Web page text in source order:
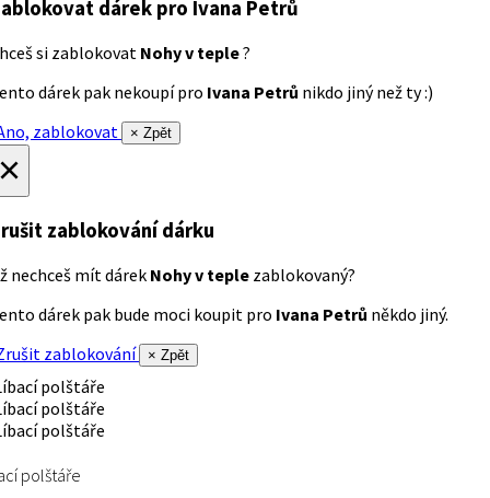
dárek pro Ivana Petrů
si zablokovat Nohy v teple?
dárek pak nekoupí pro Ivana Petrů nikdo jiný než ty :)
zablokovat
× Zpět
zablokování dárku
nechceš mít dárek Nohy v teple zablokovaný?
dárek pak bude moci koupit pro Ivana Petrů někdo jiný.
zablokování
× Zpět
polštáře